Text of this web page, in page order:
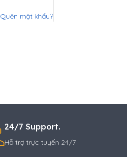
Quên mật khẩu?
24/7 Support.
Hỗ trợ trực tuyến 24/7